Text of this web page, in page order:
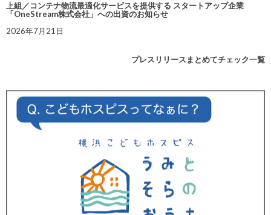
上組／コンテナ物流最適化サービスを提供する スタートアップ企業
「OneStream株式会社」への出資のお知らせ
2026年7月21日
プレスリリースまとめてチェック一覧